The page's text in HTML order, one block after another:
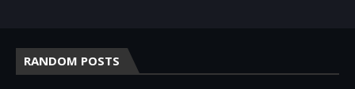
RANDOM POSTS